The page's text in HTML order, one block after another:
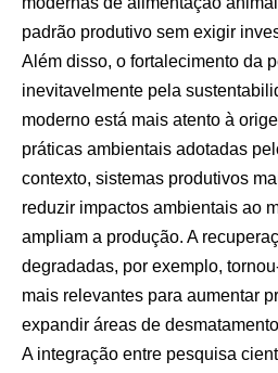
padrão produtivo sem exigir
Além disso, o fortalecimento da
inevitavelmente pela
moderno está mais atento à
práticas ambientais adotadas
contexto, sistemas produtivos
reduzir impactos ambientais ao
ampliam a produção. A
degradadas, por exemplo,
mais relevantes para aumentar
expandir áreas de
A integração entre pesquisa